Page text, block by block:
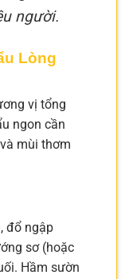
người.
Lòng
vị tổng
ngon cần
mùi thơm
đổ ngập
sơ (hoặc
Hầm sườn